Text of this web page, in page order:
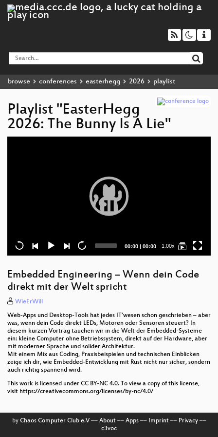
browse conferences easterhegg 2026 playlist
Playlist "EasterHegg
2026: The Bunny Is A Lie"
Current
00:00 | Total
00:00 1.00x
Embedded Engineering – Wenn dein Code
direkt mit der Welt spricht
WieErWill
Web-Apps und Desktop-Tools hat jedes IT'wesen schon geschrieben – aber
was, wenn dein Code direkt LEDs, Motoren oder Sensoren steuert? In
diesem kurzen Vortrag tauchen wir in die Welt der Embedded-Systeme
ein: kleine Computer ohne Betriebssystem, direkt auf der Hardware, aber
mit moderner Sprache und solider Architektur.
Mit einem Mix aus Coding, Praxisbeispielen und technischen Einblicken
zeige ich dir, wie Embedded-Entwicklung mit Rust nicht nur sicher, sondern
auch richtig spannend wird.
This work is licensed under CC BY-NC 4.0. To view a copy of this license,
visit https://creativecommons.org/licenses/by-nc/4.0/
by Chaos Computer Club e.V–– About–– Apps–– Imprint–– Privacy––
c3voc